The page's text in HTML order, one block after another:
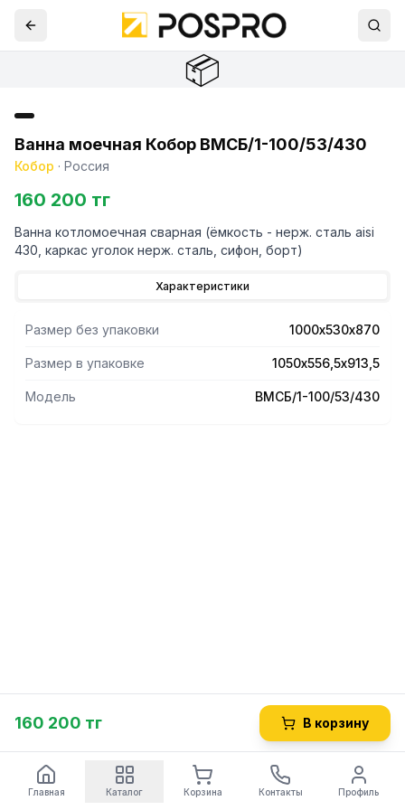
📦
Ванна моечная Кобор ВМСБ/1-100/53/430
Кобор · Россия
160 200 тг
Ванна котломоечная сварная (ёмкость - нерж. сталь aisi
430, каркас уголок нерж. сталь, сифон, борт)
Характеристики
Размер без упаковки 1000х530х870
Размер в упаковке 1050х556,5х913,5
Модель ВМСБ/1-100/53/430
160 200 тг В корзину
Главная Каталог Корзина Контакты Профиль